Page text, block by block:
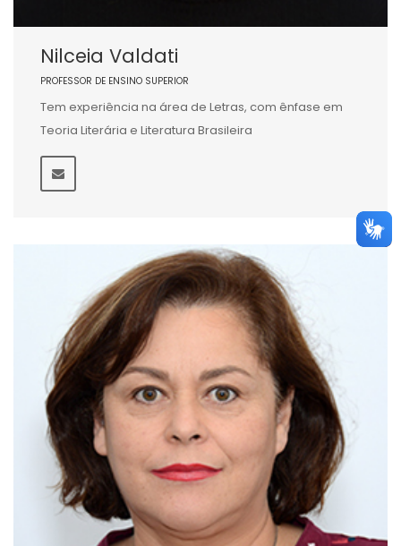
Nilceia Valdati
PROFESSOR DE ENSINO SUPERIOR
Tem experiência na área de Letras, com ênfase em
Teoria Literária e Literatura Brasileira